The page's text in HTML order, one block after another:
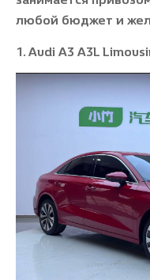
любой бюджет и
1. Audi A3 A3L